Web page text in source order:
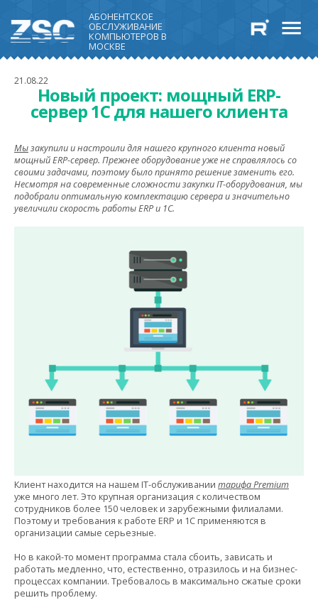
АБОНЕНТСКОЕ
ОБСЛУЖИВАНИЕ
КОМПЬЮТЕРОВ В
МОСКВЕ
21.08.22
Новый проект: мощный ERP-
сервер 1С для нашего клиента
Мызакупили и настроили для нашего крупного клиента новый
мощный ERP-сервер. Прежнее оборудование уже не справлялось со
своими задачами, поэтому было принято решение заменить его.
Несмотря на современные сложности закупки IT-оборудования, мы
подобрали оптимальную комплектацию сервера и значительно
увеличили скорость работы ERP и 1С.
Клиент находится на нашем IT-обслуживании тарифа Premium
уже много лет. Это крупная организация с количеством
сотрудников более 150 человек и зарубежными филиалами.
Поэтому и требования к работе ERP и 1С применяются в
организации самые серьезные.
Но в какой-то момент программа стала сбоить, зависать и
работать медленно, что, естественно, отразилось и на бизнес-
процессах компании. Требовалось в максимально сжатые сроки
решить проблему.